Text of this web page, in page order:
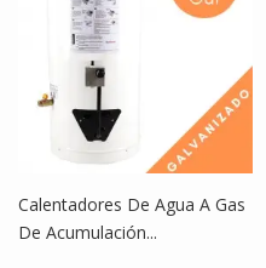
Calentadores De Agua A Gas
De Acumulación...